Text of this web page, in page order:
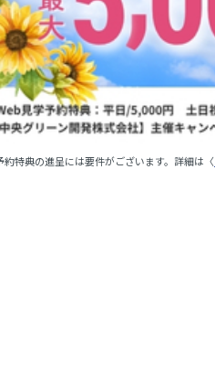
特典の進呈には要件がございます。詳細は〈